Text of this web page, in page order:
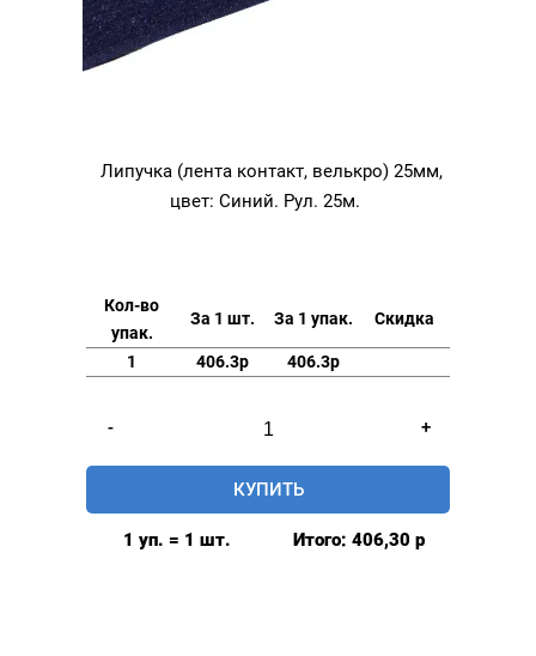
Липучка (лента контакт, велькро) 25мм,
цвет: Синий. Рул. 25м.
Кол-во
упак.
За 1 шт. За 1 упак. Скидка
1 406.3р 406.3р
-
товара
Липучка
(лента
+
КУПИТЬ
1 уп. = 1 шт. Итого: 406,30 р